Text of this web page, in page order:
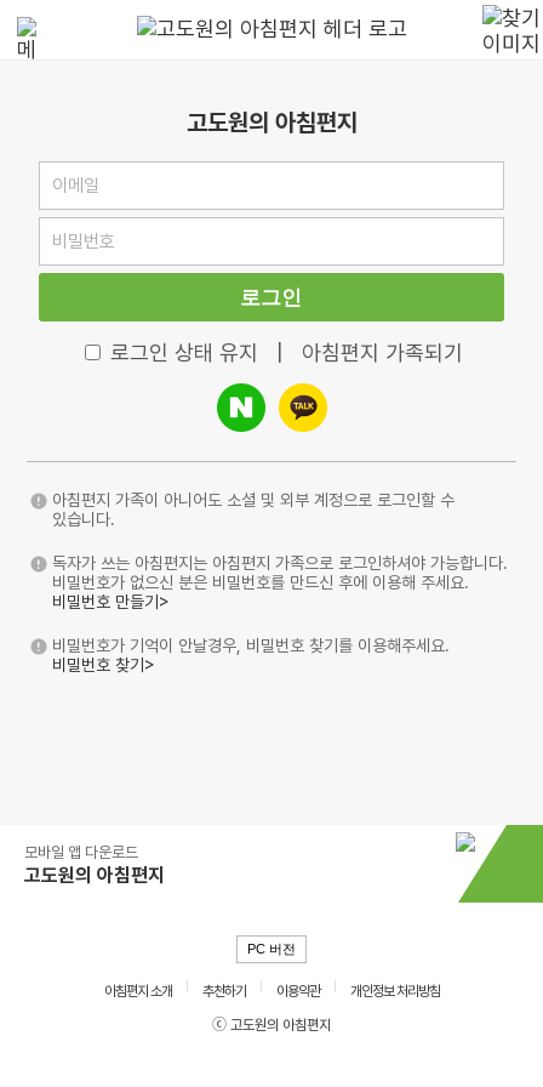
고도원의 아침편지
로그인
로그인 상태 유지 아침편지 가족되기
아침편지 가족이 아니어도 소셜 및 외부 계정으로 로그인할 수
있습니다.
독자가 쓰는 아침편지는 아침편지 가족으로 로그인하셔야 가능합니다.
비밀번호가 없으신 분은 비밀번호를 만드신 후에 이용해 주세요.
비밀번호 만들기>
비밀번호가 기억이 안날경우, 비밀번호 찾기를 이용해주세요.
비밀번호 찾기>
모바일 앱 다운로드
고도원의 아침편지
PC 버전
아침편지 소개 추천하기 이용약관
개인정보 처리방침
ⓒ 고도원의 아침편지